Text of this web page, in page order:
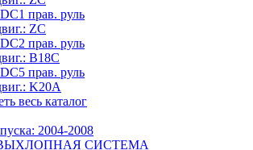
прав. руль
ZC
прав. руль
B18C
прав. руль
K20A
весь каталог
2004-2008
СИСТЕМА